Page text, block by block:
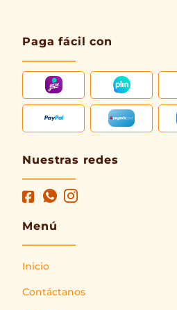
Paga fácil con
Nuestras redes
Menú
Inicio
Contáctanos